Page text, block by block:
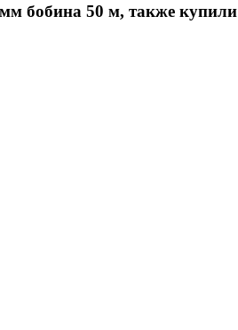
бобина 50 м, также купили